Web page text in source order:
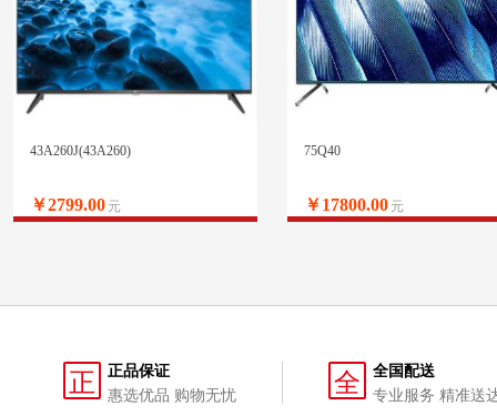
43A260J(43A260)
￥2799.00 元
75Q40
￥17800.00 元
正
正品保证
惠选优品 购物无忧
全
全国配送
专业服务 精准送